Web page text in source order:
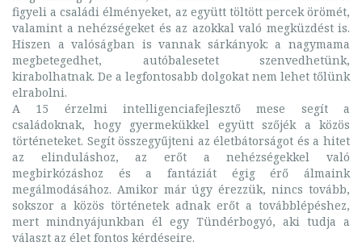
figyeli a családi élményeket, az együtt töltött percek örömét,
valamint a nehézségeket és az azokkal való megküzdést is.
Hiszen a valóságban is vannak sárkányok: a nagymama
megbetegedhet, autóbalesetet szenvedhetünk,
kirabolhatnak. De a legfontosabb dolgokat nem lehet tőlünk
elrabolni.
A 15 érzelmi intelligenciafejlesztő mese segít a
családoknak, hogy gyermekükkel együtt szőjék a közös
történeteket. Segít összegyűjteni az életbátorságot és a hitet
az elinduláshoz, az erőt a nehézségekkel való
megbirkózáshoz és a fantáziát égig érő álmaink
megálmodásához. Amikor már úgy érezzük, nincs tovább,
sokszor a közös történetek adnak erőt a továbblépéshez,
mert mindnyájunkban él egy Tündérbogyó, aki tudja a
választ az élet fontos kérdéseire.